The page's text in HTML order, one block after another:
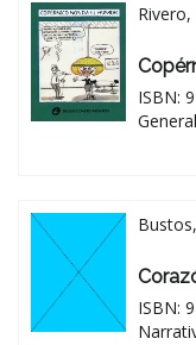
Rivero,
ISBN:
General
ISBN: